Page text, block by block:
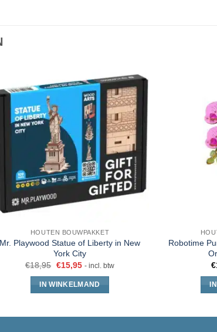
HOUTEN BOUWPAKKET
Mr. Playwood Statue of Liberty in New
York City
€18,95 €15,95 - incl. btw
IN WINKELMAND
Robotime
€